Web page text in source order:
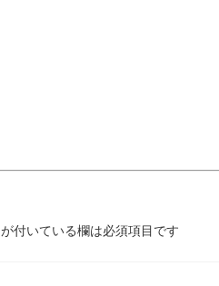
が付いている欄は必須項目です